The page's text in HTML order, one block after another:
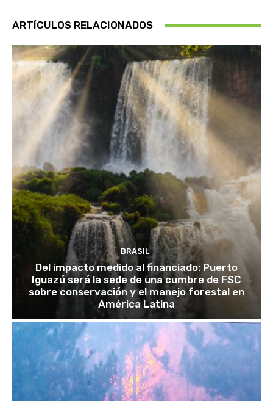
ARTÍCULOS RELACIONADOS
BRASIL
Del impacto medido al financiado: Puerto
Iguazú será la sede de una cumbre de FSC
sobre conservación y el manejo forestal en
América Latina